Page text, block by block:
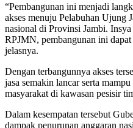
“Pembangunan ini menjadi
akses menuju Pelabuhan Ujung
nasional di Provinsi Jambi.
RPJMN, pembangunan ini dapat
jelasnya.
Dengan terbangunnya akses
jasa semakin lancar serta
masyarakat di kawasan pesisir
Dalam kesempatan tersebut
dampak penurunan anggaran